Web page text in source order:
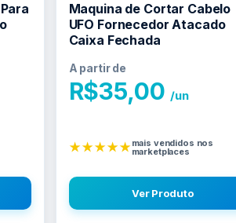
Maquina de Cortar Cabelo
UFO Fornecedor Atacado
Caixa Fechada
A partir de
R$35,00 /un
★★★★★mais vendidos nos
marketplaces
Ver Produto